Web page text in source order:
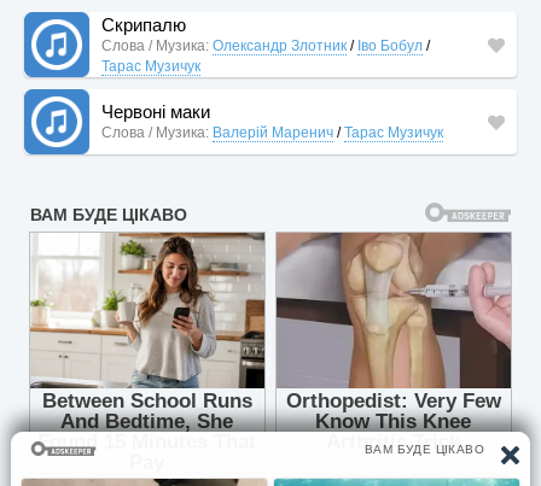
Скрипалю
Слова / Музика: Олександр Злотник / Іво Бобул /
Тарас Музичук
Червоні маки
Слова / Музика: Валерій Маренич /Тарас Музичук